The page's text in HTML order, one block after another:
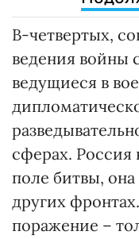
В-четвертых,
ведения войны
ведущиеся в
сферах. Россия
поле битвы,
других
поражение –